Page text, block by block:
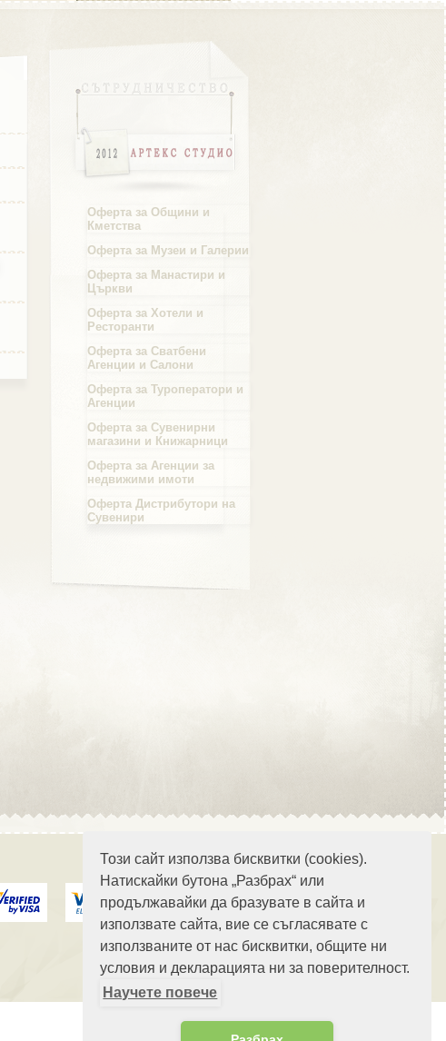
Този сайт използва бисквитки (cookies).
Натискайки бутона „Разбрах“ или
продължавайки да бразувате в сайта и
използвате сайта, вие се съгласявате с
използваните от нас бисквитки, общите ни
условия и декларацията ни за поверителност.
Научете повече
Област Русе
Област Силистра
Област Сливен
Област Смолян
Област София
Област Хасково
Област Шумен
Оферта за Общини и
Кметства
Оферта за Музеи и Галерии
Оферта за Манастири и
Църкви
Оферта за Хотели и
Ресторанти
Оферта за Сватбени
Агенции и Салони
Оферта за Туроператори и
Агенции
Оферта за Сувенирни
магазини и Книжарници
Оферта за Агенции за
недвижими имоти
Оферта Дистрибутори на
Сувенири